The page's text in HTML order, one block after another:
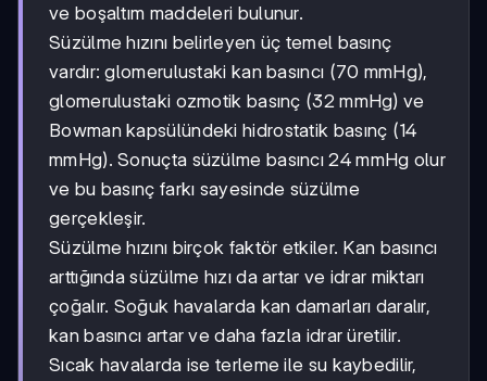
ve boşaltım maddeleri bulunur.
Süzülme hızını belirleyen üç temel basınç
vardır: glomerulustaki kan basıncı (70 mmHg),
glomerulustaki ozmotik basınç (32 mmHg) ve
Bowman kapsülündeki hidrostatik basınç (14
mmHg). Sonuçta süzülme basıncı 24 mmHg olur
ve bu basınç farkı sayesinde süzülme
gerçekleşir.
Süzülme hızını birçok faktör etkiler. Kan basıncı
arttığında süzülme hızı da artar ve idrar miktarı
çoğalır. Soğuk havalarda kan damarları daralır,
kan basıncı artar ve daha fazla idrar üretilir.
Sıcak havalarda ise terleme ile su kaybedilir,